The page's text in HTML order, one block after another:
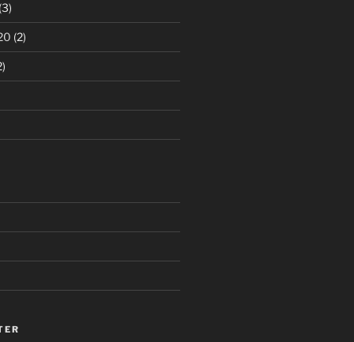
(3)
(2)